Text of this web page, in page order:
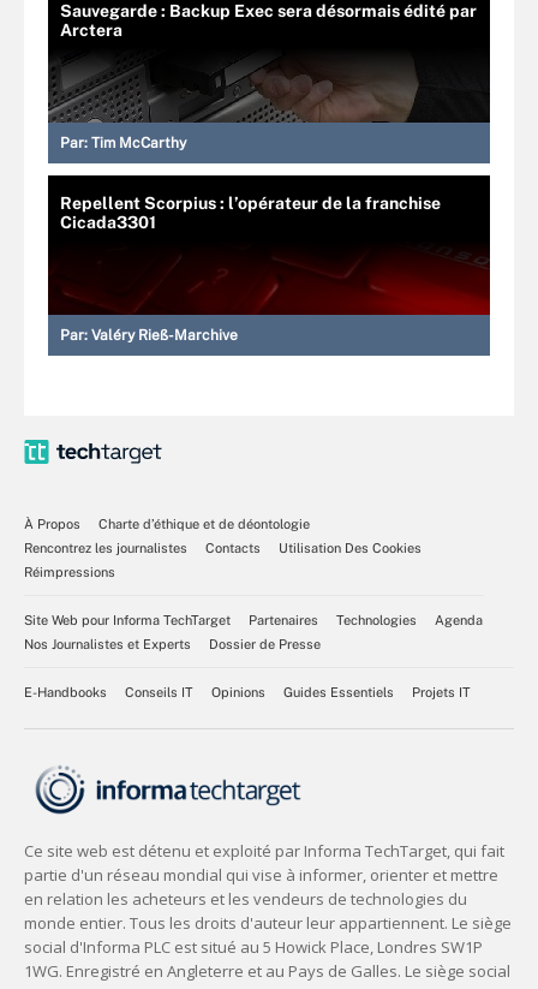
Sauvegarde : Backup Exec sera désormais édité par
Arctera
Par: Tim McCarthy
Repellent Scorpius : l’opérateur de la franchise
Cicada3301
Par: Valéry Rieß-Marchive
À Propos
Charte d’éthique et de déontologie
Rencontrez les journalistes
Contacts
Utilisation Des Cookies
Réimpressions
Site Web pour Informa TechTarget Partenaires Technologies
Agenda
Nos Journalistes et Experts
Dossier de Presse
E-Handbooks Conseils IT Opinions Guides Essentiels Projets IT